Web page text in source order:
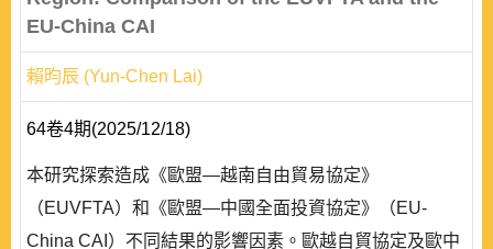
EU-China CAI
賴昀辰 (Yun-Chen Lai)
64卷4期(2025/12/18)
本研究探索造成《歐盟—越南自由貿易協定》
（EUVFTA）和《歐盟—中國全面投資協定》（EU-
China CAI）不同結果的影響因素。歐越自貿協定及歐中